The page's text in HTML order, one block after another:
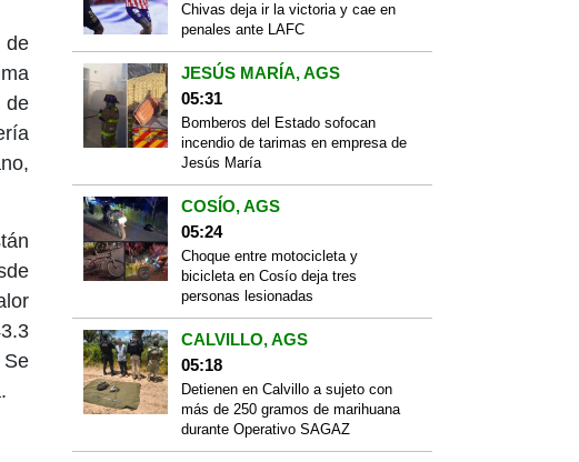
de
Se
Chivas deja ir la victoria y cae en
penales ante LAFC
JESÚS MARÍA, AGS
05:31
Bomberos del Estado sofocan
incendio de tarimas en empresa de
Jesús María
COSÍO, AGS
05:24
Choque entre motocicleta y
bicicleta en Cosío deja tres
personas lesionadas
CALVILLO, AGS
05:18
Detienen en Calvillo a sujeto con
más de 250 gramos de marihuana
durante Operativo SAGAZ